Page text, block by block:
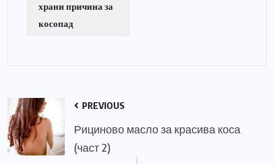
храни причина за
косопад
PREVIOUS
Рициново масло за красива коса
(част 2)